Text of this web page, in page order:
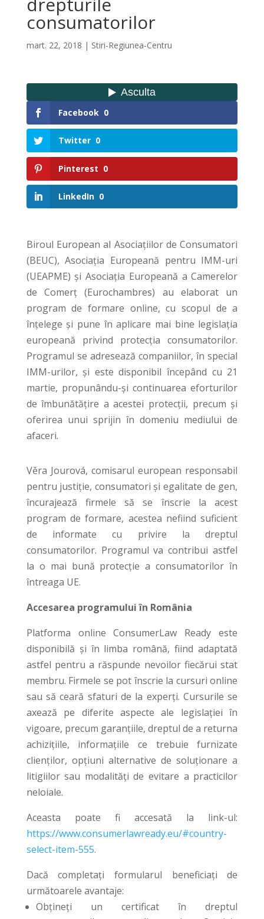
consumatorilor
mart. 22, 2018 | Stiri-Regiunea-Centru
Facebook 0
Twitter 0
Pinterest 0
LinkedIn 0
Biroul European al Asociațiilor de Consumatori
(BEUC), Asociația Europeană pentru IMM-uri
(UEAPME) și Asociația Europeană a Camerelor
de Comerţ (Eurochambres) au elaborat un
program de formare online, cu scopul de a
înțelege și pune în aplicare mai bine legislația
europeană privind protecția consumatorilor.
Programul se adresează companiilor, în special
IMM-urilor, și este disponibil începând cu 21
martie, propunându-și continuarea eforturilor
de îmbunătățire a acestei protecții, precum și
oferirea unui sprijin în domeniu mediului de
afaceri.
Věra Jourová, comisarul european responsabil
pentru justiție, consumatori și egalitate de gen,
încurajează firmele să se înscrie la acest
program de formare, acestea nefiind suficient
de informate cu privire la dreptul
consumatorilor. Programul va contribui astfel
la o mai bună protecție a consumatorilor în
întreaga UE.
Accesarea programului în România
Platforma online ConsumerLaw Ready este
disponibilă și în limba română, fiind adaptată
astfel pentru a răspunde nevoilor fiecărui stat
membru. Firmele se pot înscrie la cursuri online
sau să ceară sfaturi de la experți. Cursurile se
axează pe diferite aspecte ale legislației în
vigoare, precum garanțiile, dreptul de a returna
achizițiile, informațiile ce trebuie furnizate
clienților, opțiuni alternative de soluționare a
litigiilor sau modalități de evitare a practicilor
neloiale.
Aceasta poate fi accesată la link-ul:
https://www.consumerlawready.eu/#country-
select-item-555.
Dacă completați formularul beneficiați de
următoarele avantaje:
Obțineți un certificat în dreptul